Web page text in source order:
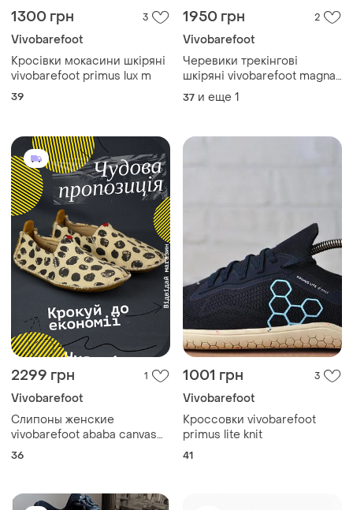
1300 грн 3
Vivobarefoot
Кросівки мокасини шкіряні
vivobarefoot primus lux m
39
1950 грн 2
Vivobarefoot
Черевики трекінгові
шкіряні vivobarefoot magna
thermal оригінал
37 и еще 1
2299 грн 1
Vivobarefoot
Слипоны женские
vivobarefoot ababa canvas
барефуты текстильные
joe nimble be lenka leguano
36
1001 грн 3
Vivobarefoot
Кроссовки vivobarefoot
primus lite knit
41